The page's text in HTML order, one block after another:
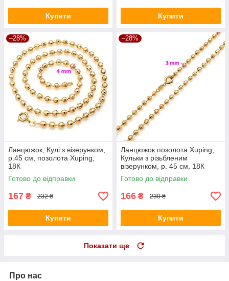
Купити Купити
–28%
Ланцюжок, Кулі з візерунком,
р.45 см, позолота Xuping,
18К
Готово до відправки
167 ₴ 232 ₴
Купити
–28%
Ланцюжок позолота Xuping,
Кульки з різьбленим
візерунком, р. 45 см, 18К
Готово до відправки
166 ₴ 230 ₴
Купити
Показати ще
Про нас